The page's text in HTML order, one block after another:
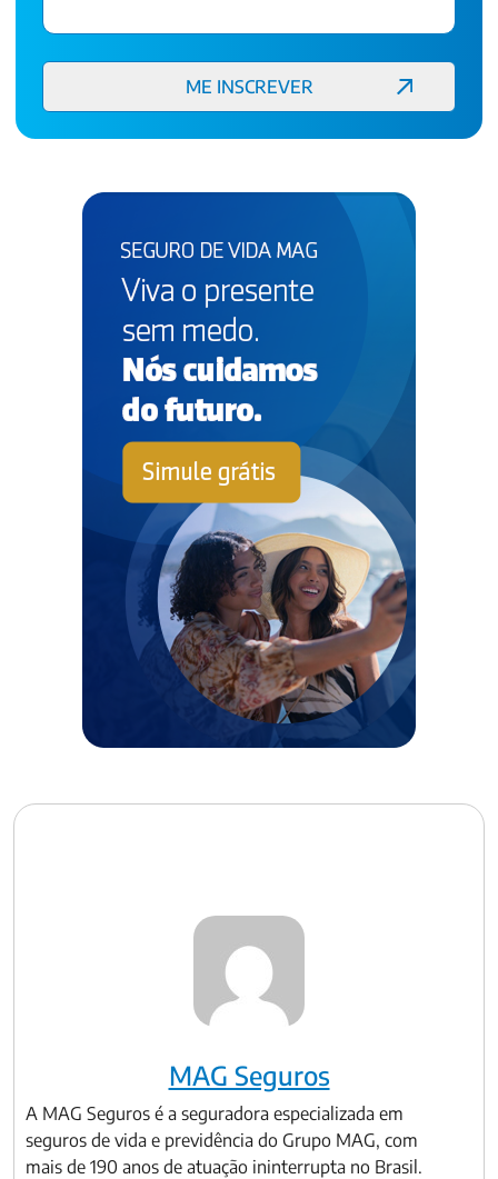
MAG Seguros
A MAG Seguros é a seguradora especializada em
seguros de vida e previdência do Grupo MAG, com
mais de 190 anos de atuação ininterrupta no Brasil.